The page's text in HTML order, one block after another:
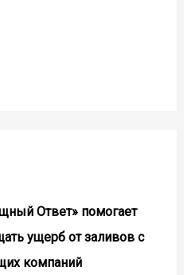
Ответ» помогает
ущерб от заливов с
компаний